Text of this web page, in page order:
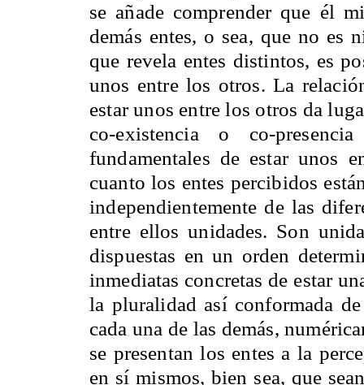
se añade comprender que él
demás entes, o sea, que no es
que revela entes distintos, es
unos entre los otros. La
estar unos entre los otros da
co-existencia o co-
fundamentales de estar unos
cuanto los entes percibidos
independientemente de las
entre ellos unidades. Son
dispuestas en un orden
inmediatas concretas de estar
la pluralidad así conformada
cada una de las demás,
se presentan los entes a la
en sí mismos, bien sea, que